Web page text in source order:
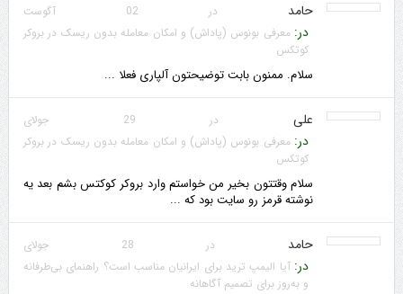
حامد در 02 آگوست
در:معرفی بونوس (پاداش) و امکان معامله بدون ریسک در بروکر
کوتکس
سلام. ممنون بابت توضیحتون آلپاری فعلا ...
علی در 29 جولای
در:معرفی بونوس (پاداش) و امکان معامله بدون ریسک در بروکر
کوتکس
سلام وقتتون بخیر من خواستم وارد بروکر کوکتس بشم بعد یه
نوشته قرمز رو سایت بود که ...
حامد در 28 جولای
در:آیا الیمپ ترید برای ایرانیان مناسب است؟ راهنمای بی‌طرفانه
و به‌روز برای تصمیم آگاهانه